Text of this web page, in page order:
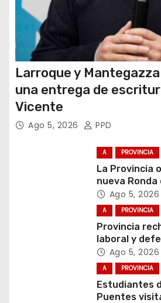
s
Larroque y
una entrega de
Vicente
Ago 5, 2026 PPD
A PROVINCIA
La Provincia
nueva Ronda
Internacional
Ago 5, 2026
A PROVINCIA
Provincia
laboral y
de los
Ago 5, 2026
A PROVINCIA
Estudiantes
Puentes